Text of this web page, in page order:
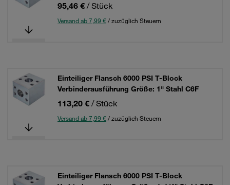
95,46 € / Stück
Versand ab 7,99 €/ zuzüglich Steuern
Einteiliger Flansch 6000 PSI T-Block
Verbinderausführung Größe: 1" Stahl C6F
113,20 € / Stück
Versand ab 7,99 €/ zuzüglich Steuern
Einteiliger Flansch 6000 PSI T-Block